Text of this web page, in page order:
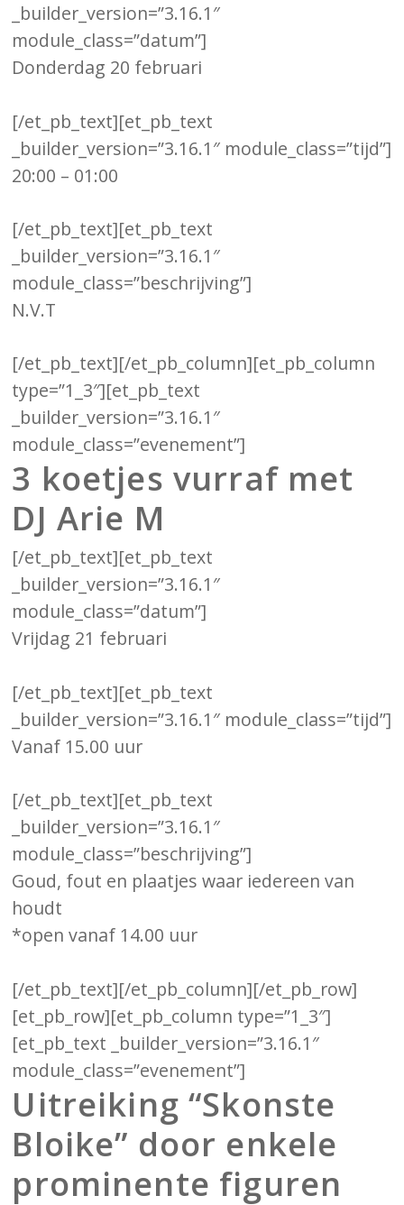
_builder_version=”3.16.1″
module_class=”datum”]
Donderdag 20 februari
[/et_pb_text][et_pb_text
_builder_version=”3.16.1″ module_class=”tijd”]
20:00 – 01:00
[/et_pb_text][et_pb_text
_builder_version=”3.16.1″
module_class=”beschrijving”]
N.V.T
[/et_pb_text][/et_pb_column][et_pb_column
type=”1_3″][et_pb_text
_builder_version=”3.16.1″
module_class=”evenement”]
3 koetjes vurraf met
DJ Arie M
[/et_pb_text][et_pb_text
_builder_version=”3.16.1″
module_class=”datum”]
Vrijdag 21 februari
[/et_pb_text][et_pb_text
_builder_version=”3.16.1″ module_class=”tijd”]
Vanaf 15.00 uur
[/et_pb_text][et_pb_text
_builder_version=”3.16.1″
module_class=”beschrijving”]
Goud, fout en plaatjes waar iedereen van
houdt
*open vanaf 14.00 uur
[/et_pb_text][/et_pb_column][/et_pb_row]
[et_pb_row][et_pb_column type=”1_3″]
[et_pb_text _builder_version=”3.16.1″
module_class=”evenement”]
Uitreiking “Skonste
Bloike” door enkele
prominente figuren